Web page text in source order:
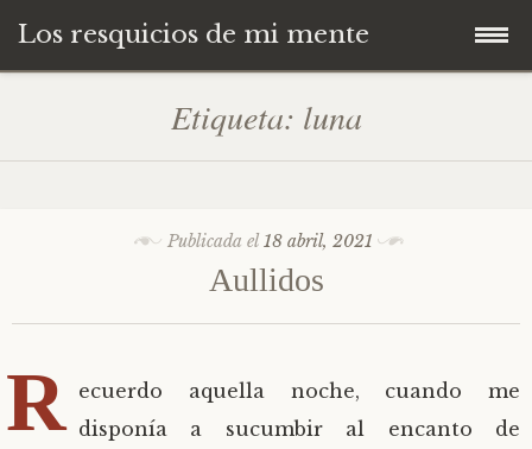
Los resquicios de mi mente
contenido
Política de cookies
Etiqueta: luna
Publicada el18 abril, 2021
Aullidos
R ecuerdo aquella noche, cuando me
disponía a sucumbir al encanto de